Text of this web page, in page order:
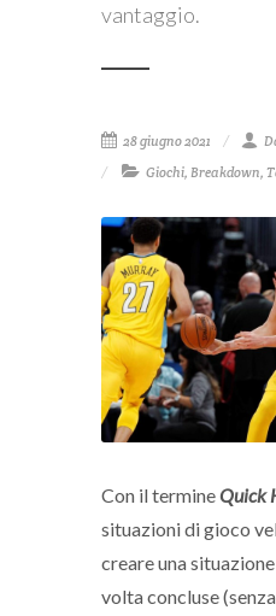
vantaggio.
28 giugno 2021
Giochi, Breakdown,
Con il termineQuick
situazioni di gioco
creare una
volta concluse